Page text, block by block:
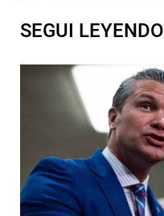
SEGUI LEYENDO